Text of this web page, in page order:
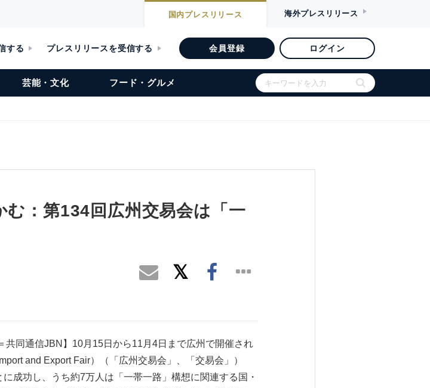
国内プレスリリース 海外プレスリリース
する プレスリリースを受信する 会員登録 ログイン
芸能・文化 フード・グルメ
：第134回広州交易会は「一
共同通信JBN】10月15日から11月4日まで広州で開催され
and Export Fair）（「広州交易会」、「交易会」）
成功し、うち約7万人は「一帯一路」構想に関連する国・